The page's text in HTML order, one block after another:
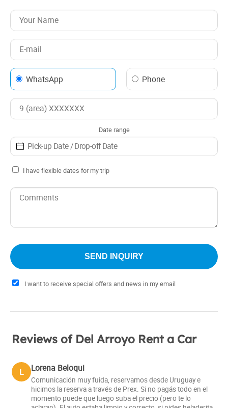
- Baby seat,booster for children (NO charge)
- Special Snow Tires (NO charge)
- Tire chains, for driving on ice and snow (WITH charge)
WhatsApp Phone
Date range
I have flexible dates for my trip
I want to receive special offers and news in my email
Reviews of Del Arroyo Rent a Car
L Lorena Beloqui
Comunicación muy fuida, reservamos desde Uruguay e
hicimos la reserva a través de Prex. Si no pagás todo en el
momento puede que luego suba el precio (pero te lo